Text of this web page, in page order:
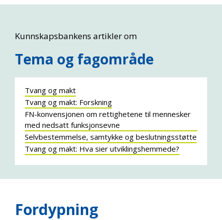
Kunnskapsbankens artikler om
Tema og fagområde
Tvang og makt
Tvang og makt: Forskning
FN-konvensjonen om rettighetene til mennesker
med nedsatt funksjonsevne
Selvbestemmelse, samtykke og beslutningsstøtte
Tvang og makt: Hva sier utviklingshemmede?
Fordypning